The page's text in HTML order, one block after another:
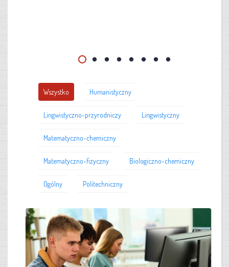
Wszystko Humanistyczny
Lingwistyczno-przyrodniczy Lingwistyczny
Matematyczno-chemiczny
Matematyczno-fizyczny Biologiczno-chemiczny
Ogólny Politechniczny